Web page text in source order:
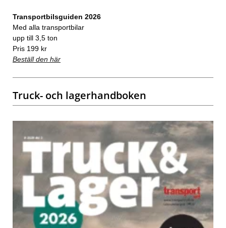
Transportbilsguiden 2026
Med alla transportbilar
upp till 3,5 ton
Pris 199 kr
Beställ den här
Truck- och lagerhandboken